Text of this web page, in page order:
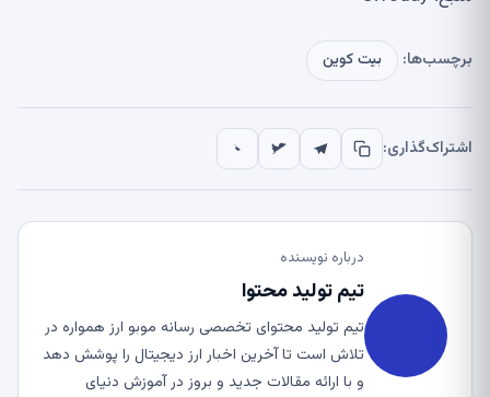
برچسب‌ها: بیت کوین
اشتراک‌گذاری:
درباره نویسنده
تیم تولید محتوا
تیم تولید محتوای تخصصی رسانه موبو ارز همواره در
تلاش است تا آخرین اخبار ارز دیجیتال را پوشش دهد
و با ارائه مقالات جدید و بروز در آموزش دنیای